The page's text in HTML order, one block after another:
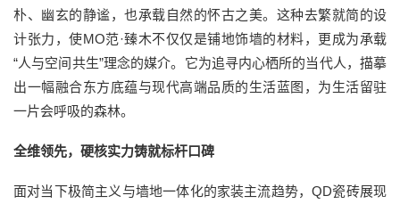
朴、幽玄的静谧，也承载自然的怀古之美。这种去繁就简的设
计张力，使MO范·臻木不仅仅是铺地饰墙的材料，更成为承载
“人与空间共生”理念的媒介。它为追寻内心栖所的当代人，描摹
出一幅融合东方底蕴与现代高端品质的生活蓝图，为生活留驻
一片会呼吸的森林。
全维领先，硬核实力铸就标杆口碑
面对当下极简主义与墙地一体化的家装主流趋势，QD瓷砖展现